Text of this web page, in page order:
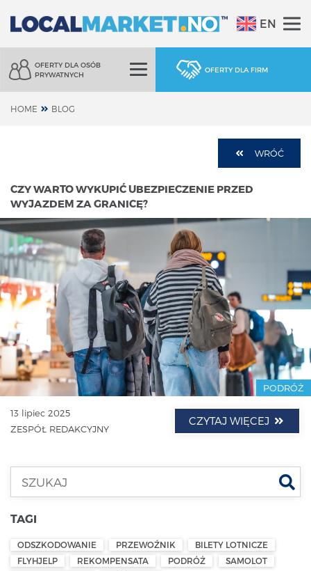
EN
OFERTY DLA OSÓB
PRYWATNYCH
OFERTY DLA FIRM
HOME BLOG
WRÓĆ
CZY WARTO WYKUPIĆ UBEZPIECZENIE PRZED
WYJAZDEM ZA GRANICĘ?
PODRÓŻ
13 lipiec 2025
ZESPÓŁ REDAKCYJNY
CZYTAJ WIĘCEJ
TAGI
ODSZKODOWANIE PRZEWOŹNIK
BILETY LOTNICZE
FLYHJELP
REKOMPENSATA PODRÓŻ
SAMOLOT